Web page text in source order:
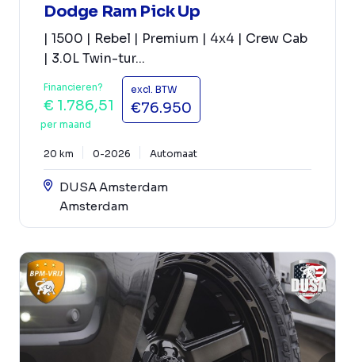
Dodge Ram Pick Up
| 1500 | Rebel | Premium | 4x4 | Crew Cab
| 3.0L Twin-tur...
Financieren?
€ 1.786,51
per maand
excl. BTW
€76.950
20 km 0-2026 Automaat
DUSA Amsterdam
Amsterdam